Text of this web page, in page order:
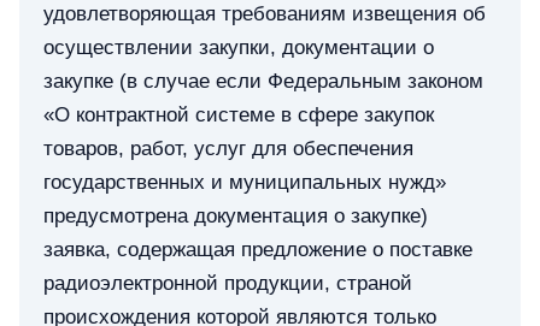
удовлетворяющая требованиям извещения об
осуществлении закупки, документации о
закупке (в случае если Федеральным законом
«О контрактной системе в сфере закупок
товаров, работ, услуг для обеспечения
государственных и муниципальных нужд»
предусмотрена документация о закупке)
заявка, содержащая предложение о поставке
радиоэлектронной продукции, страной
происхождения которой являются только